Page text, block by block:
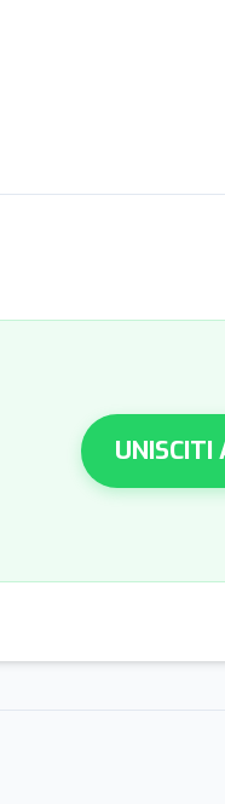
UNISCITI